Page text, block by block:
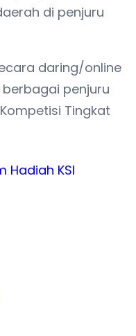
di penjuru
daring/online
penjuru
Tingkat
Hadiah KSI